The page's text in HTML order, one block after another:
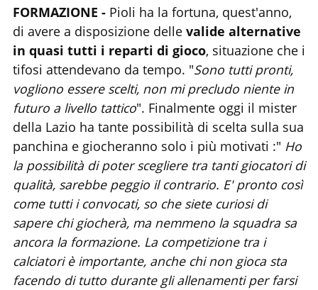
FORMAZIONE - Pioli ha la fortuna, quest'anno,
di avere a disposizione delle valide alternative
in quasi tutti i reparti di gioco, situazione che i
tifosi attendevano da tempo. "Sono tutti pronti,
vogliono essere scelti, non mi precludo niente in
futuro a livello tattico". Finalmente oggi il mister
della Lazio ha tante possibilità di scelta sulla sua
panchina e giocheranno solo i più motivati :" Ho
la possibilità di poter scegliere tra tanti giocatori di
qualità, sarebbe peggio il contrario. E' pronto così
come tutti i convocati, so che siete curiosi di
sapere chi giocherà, ma nemmeno la squadra sa
ancora la formazione. La competizione tra i
calciatori è importante, anche chi non gioca sta
facendo di tutto durante gli allenamenti per farsi